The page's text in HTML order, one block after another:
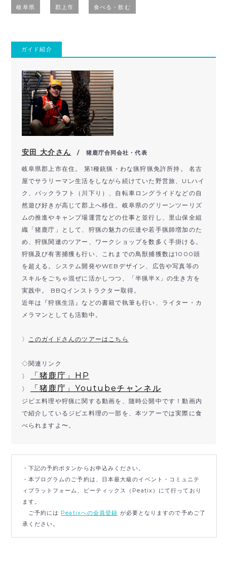
岐阜県 郡上市 食べる・飲む
ガイド紹介
安田 大介さん / 猪鹿庁合同会社・代表
岐阜県郡上市在住。 第1種銃猟・わな猟狩猟免許所持。 名古
屋でサラリーマン生活をしながら続けていた野営旅、ULハイ
ク、パックラフト（川下り）、自転車ロングライドなどの自
然遊び好きが高じて郡上へ移住。岐阜県のグリーンツーリズ
ムの推進やキャンプ場運営などの仕事と並行し、里山保全組
織「猪鹿庁」として、狩猟の魅力の伝達や若手猟師増加のた
め、狩猟関連のツアー、ワークショップを数多く手掛ける。
狩猟及び有害捕獲も行い、これまでの鳥獣捕獲数は1000頭
を超える。システム開発やWEBデザイン、広告や写真等の
スキルをごちゃ混ぜに活かしつつ、「半猟半X」の生き方を
実践中。 BBQインストラクター取得。
近年は『狩猟生活』などの書籍で執筆も行い、ライター・カ
メラマンとしても活動中。
〉 このガイドさんのツアーはこちら
◇関連リンク
〉
「猪鹿庁」HP
〉 「猪鹿庁」Youtubeチャンネル
ジビエ料理や狩猟に関する動画を、随時公開中です！動画内
で紹介しているジビエ料理の一部を、本ツアーでは実際に食
べられますよ〜。
・下記の予約ボタンからお申込みください。
・本プログラムのご予約は、日本最大級のイベント・コミュニテ
ィプラットフォーム、ピーティックス（Peatix）にて行っており
ます。
ご予約には Peatixへの会員登録 が必要となりますので予めご了
承ください。